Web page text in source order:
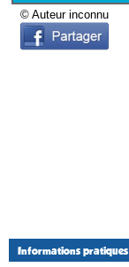
© Auteur inconnu
Informations pratiques